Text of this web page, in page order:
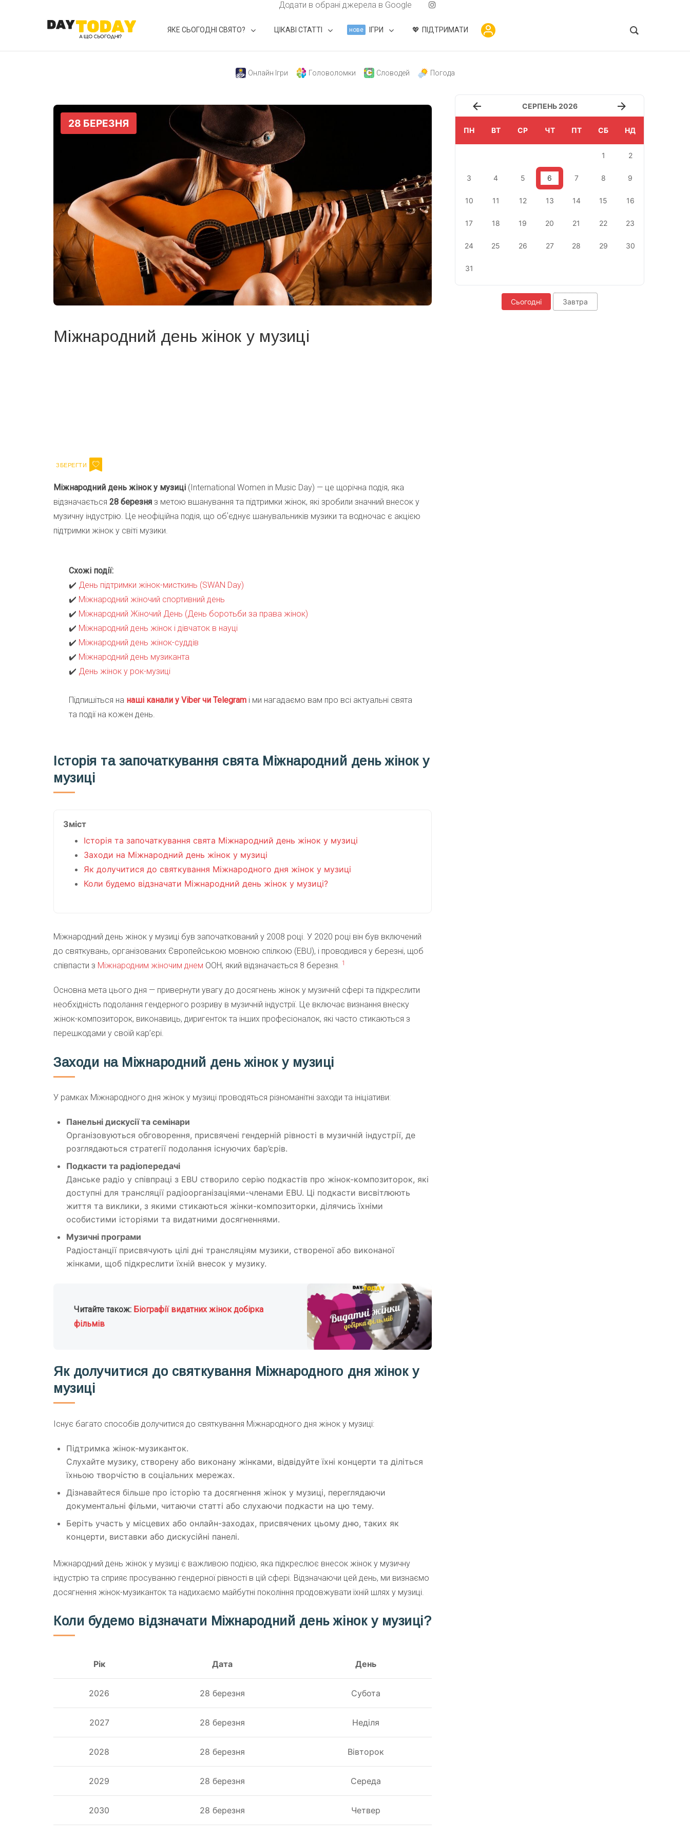
Додати в обрані джерела в Google
ЯКЕ СЬОГОДНІ СВЯТО? ЦІКАВІ СТАТТІ нове ІГРИ ПІДТРИМАТИ
Онлайн Ігри Головоломки Словодей Погода
Міжнародний день жінок у музиці
Міжнародний день жінок у музиці (International Women in Music Day) — це щорічна подія, яка
відзначається 28 березня з метою вшанування та підтримки жінок, які зробили значний внесок у
музичну індустрію. Це неофіційна подія, що обʼєднує шанувальників музики та водночас є акцією
підтримки жінок у світі музики.
Схожі події:
✔️ День підтримки жінок-мисткинь (SWAN Day)
✔️ Міжнародний жіночий спортивний день
✔️ Міжнародний Жіночий День (День боротьби за права жінок)
✔️ Міжнародний день жінок і дівчаток в науці
✔️ Міжнародний день жінок-суддів
✔️ Міжнародний день музиканта
✔️ День жінок у рок-музиці
Підпишіться на наші канали у Viber чи Telegram і ми нагадаємо вам про всі актуальні свята
та події на кожен день.
Історія та започаткування свята Міжнародний день жінок у
музиці
Зміст
Історія та започаткування свята Міжнародний день жінок у музиці
Заходи на Міжнародний день жінок у музиці
Як долучитися до святкування Міжнародного дня жінок у музиці
Коли будемо відзначати Міжнародний день жінок у музиці?
Міжнародний день жінок у музиці був започаткований у 2008 році. У 2020 році він був включений
до святкувань, організованих Європейською мовною спілкою (EBU), і проводився у березні, щоб
співпасти з Міжнародним жіночим днем ООН, який відзначається 8 березня. 1
Основна мета цього дня — привернути увагу до досягнень жінок у музичній сфері та підкреслити
необхідність подолання гендерного розриву в музичній індустрії. Це включає визнання внеску
жінок-композиторок, виконавиць, диригенток та інших професіоналок, які часто стикаються з
перешкодами у своїй кар’єрі.
Заходи на Міжнародний день жінок у музиці
У рамках Міжнародного дня жінок у музиці проводяться різноманітні заходи та ініціативи:​
Панельні дискусії та семінари
Організовуються обговорення, присвячені гендерній рівності в музичній індустрії, де
розглядаються стратегії подолання існуючих бар’єрів.
Подкасти та радіопередачі
Данське радіо у співпраці з EBU створило серію подкастів про жінок-композиторок, які
доступні для трансляції радіоорганізаціями-членами EBU. Ці подкасти висвітлюють
життя та виклики, з якими стикаються жінки-композиторки, ділячись їхніми
особистими історіями та видатними досягненнями.
Музичні програми
Радіостанції присвячують цілі дні трансляціям музики, створеної або виконаної
жінками, щоб підкреслити їхній внесок у музику.
Читайте також: Біографії видатних жінок добірка
фільмів
Як долучитися до святкування Міжнародного дня жінок у
музиці
Існує багато способів долучитися до святкування Міжнародного дня жінок у музиці:​
Підтримка жінок-музиканток.
Слухайте музику, створену або виконану жінками, відвідуйте їхні концерти та діліться
їхньою творчістю в соціальних мережах.​
Дізнавайтеся більше про історію та досягнення жінок у музиці, переглядаючи
документальні фільми, читаючи статті або слухаючи подкасти на цю тему.​
Беріть участь у місцевих або онлайн-заходах, присвячених цьому дню, таких як
концерти, виставки або дискусійні панелі.​
Міжнародний день жінок у музиці є важливою подією, яка підкреслює внесок жінок у музичну
індустрію та сприяє просуванню гендерної рівності в цій сфері. Відзначаючи цей день, ми визнаємо
досягнення жінок-музиканток та надихаємо майбутні покоління продовжувати їхній шлях у музиці.
Коли будемо відзначати Міжнародний день жінок у музиці?
Рік Дата День
2026 28 березня Субота
2027 28 березня Неділя
2028 28 березня Вівторок
2029 28 березня Середа
2030 28 березня Четвер
СЕРПЕНЬ 2026
ПН ВТ СР ЧТ ПТ СБ НД
1 2
3 4 5 6 7 8 9
10 11 12 13 14 15 16
17 18 19 20 21 22 23
24 25 26 27 28 29 30
31
Сьогодні Завтра